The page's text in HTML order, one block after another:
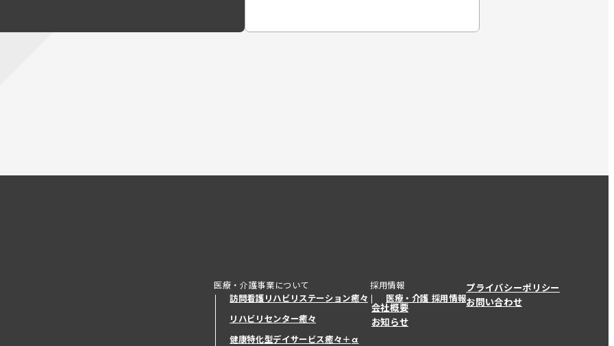
医療・介護事業について
訪問看護リハビリステーション癒々
リハビリセンター癒々
健康特化型デイサービス癒々＋α
採用情報
医療・介護 採用情報
会社概要
お知らせ
プライバシーポリシー
お問い合わせ